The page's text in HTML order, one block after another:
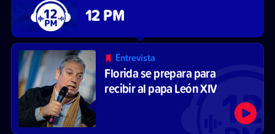
12 PM
Entrevista
Florida se prepara para
recibir al papa León XIV